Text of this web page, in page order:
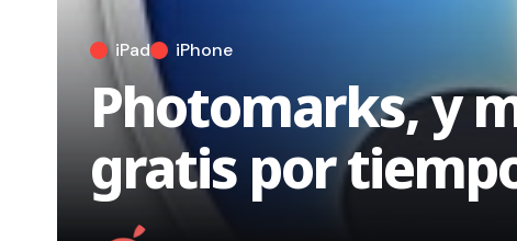
iPad iPhone
Photomarks, y
gratis por